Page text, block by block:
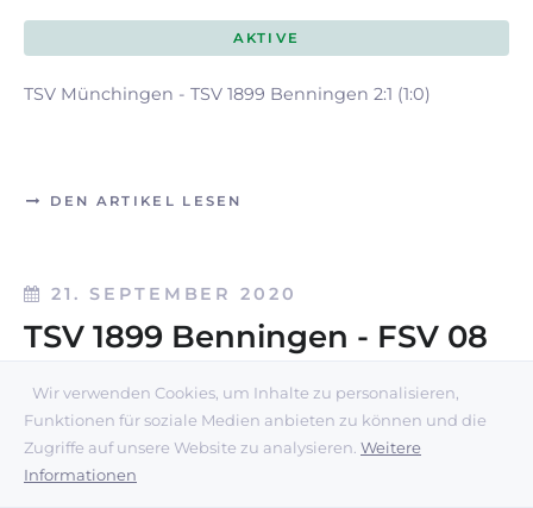
Wir verwenden Cookies, um Inhalte zu personalisieren,
Funktionen für soziale Medien anbieten zu können und die
Zugriffe auf unsere Website zu analysieren. Weitere
Informationen
AKTIVE
TSV Münchingen - TSV 1899 Benningen 2:1 (1:0)
DEN ARTIKEL LESEN
21. SEPTEMBER 2020
TSV 1899 Benningen - FSV 08
TSV 1899 Benningen - FSV 08 Bissingen II 5:2 (3:2)